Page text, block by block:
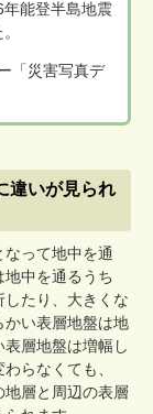
年能登半島地震
「災害写真デ
違いが見られ
って地中を通
地中を通るうち
たり、大きくな
かい表層地盤は地
層地盤は増幅し
らなくても、
地層と周辺の表層